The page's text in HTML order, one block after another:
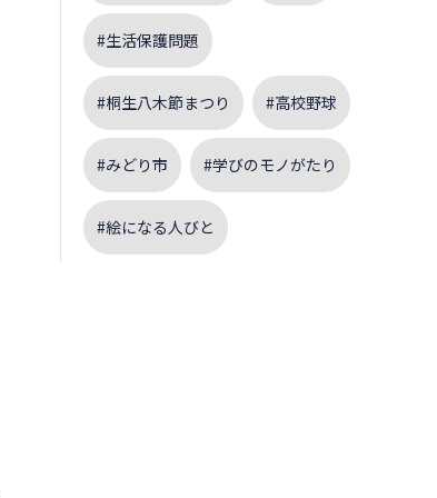
#生活保護問題
#桐生八木節まつり #高校野球
#みどり市 #学びのモノがたり
#絵になる人びと